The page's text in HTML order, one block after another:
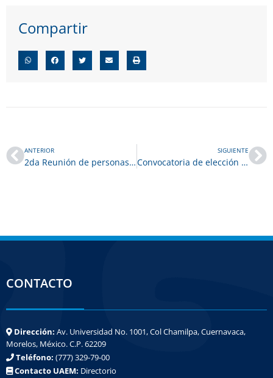
Compartir
ANTERIOR
2da Reunión de personas estudiantes y egresadas de la Maestría en Investigación y Desarrollo de Plantas Medicinales
SIGUIENTE
Convocatoria de elección de la persona titular de la Dirección del Centro de Investigación en Biotecnología
CONTACTO
Dirección: Av. Universidad No. 1001, Col Chamilpa, Cuernavaca,
Morelos, México. C.P. 62209
Teléfono: (777) 329-79-00
Contacto UAEM: Directorio